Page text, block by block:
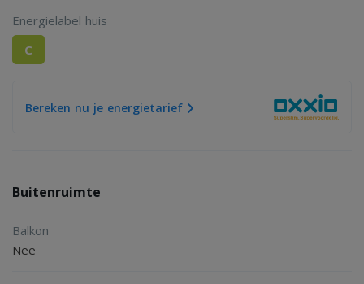
Energielabel huis
C
Bereken nu je energietarief
Buitenruimte
Balkon
Nee